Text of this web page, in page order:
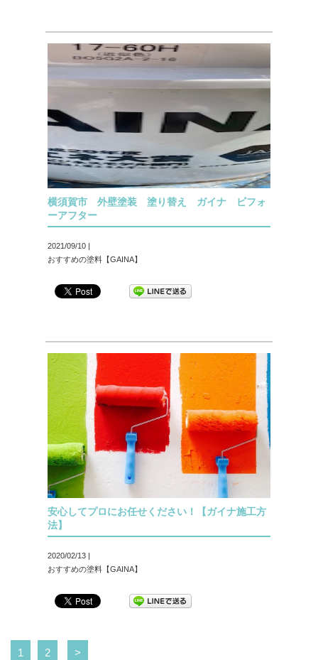
横須賀市 外壁塗装 塗り替え ガイナ ビフォ
ーアフター
2021/09/10 |
おすすめの塗料【GAINA】
安心してプロにお任せください！【ガイナ施工方
法】
2020/02/13 |
おすすめの塗料【GAINA】
1 2 >